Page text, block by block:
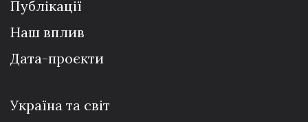
Публікації
Наш вплив
Дата-проєкти
Україна та світ